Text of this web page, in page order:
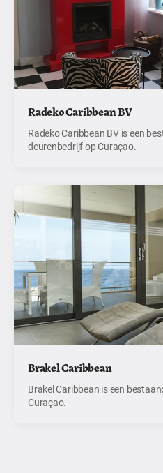
Radeko Caribbean BV
Radeko Caribbean BV is een
deurenbedrijf op Curaçao.
Brakel Caribbean
Brakel Caribbean is een
Curaçao.